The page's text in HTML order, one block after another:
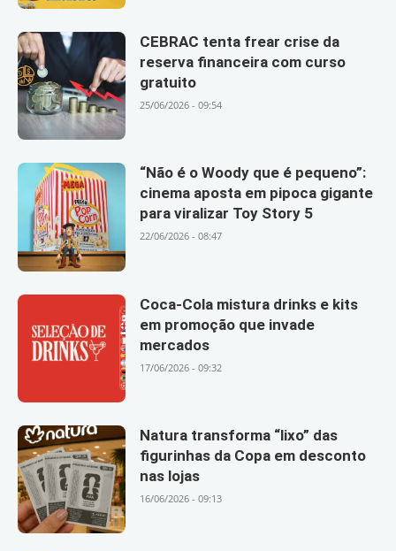
CEBRAC tenta frear crise da
reserva financeira com curso
gratuito
25/06/2026 - 09:54
“Não é o Woody que é pequeno”:
cinema aposta em pipoca gigante
para viralizar Toy Story 5
22/06/2026 - 08:47
Coca-Cola mistura drinks e kits
em promoção que invade
mercados
17/06/2026 - 09:32
Natura transforma “lixo” das
figurinhas da Copa em desconto
nas lojas
16/06/2026 - 09:13